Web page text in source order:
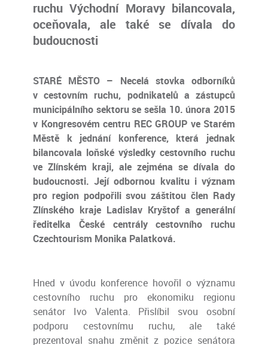
ruchu Východní Moravy bilancovala,
oceňovala, ale také se dívala do
budoucnosti
STARÉ MĚSTO – Necelá stovka odborníků
v cestovním ruchu, podnikatelů a zástupců
municipálního sektoru se sešla 10. února 2015
v Kongresovém centru REC GROUP ve Starém
Městě k jednání konference, která jednak
bilancovala loňské výsledky cestovního ruchu
ve Zlínském kraji, ale zejména se dívala do
budoucnosti. Její odbornou kvalitu i význam
pro region podpořili svou záštitou člen Rady
Zlínského kraje Ladislav Kryštof a generální
ředitelka České centrály cestovního ruchu
Czechtourism Monika Palatková.
Hned v úvodu konference hovořil o významu
cestovního ruchu pro ekonomiku regionu
senátor Ivo Valenta. Přislíbil svou osobní
podporu cestovnímu ruchu, ale také
prezentoval snahu změnit z pozice senátora